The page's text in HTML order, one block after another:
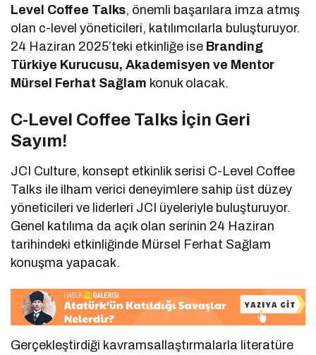
Level Coffee Talks, önemli başarılara imza atmış
olan c-level yöneticileri, katılımcılarla buluşturuyor.
24 Haziran 2025’teki etkinliğe ise Branding
Türkiye Kurucusu, Akademisyen ve Mentor
Mürsel Ferhat Sağlam konuk olacak.
C-Level Coffee Talks İçin Geri
Sayım!
JCI Culture, konsept etkinlik serisi C-Level Coffee
Talks ile ilham verici deneyimlere sahip üst düzey
yöneticileri ve liderleri JCI üyeleriyle buluşturuyor.
Genel katılıma da açık olan serinin 24 Haziran
tarihindeki etkinliğinde Mürsel Ferhat Sağlam
konuşma yapacak.
Gerçekleştirdiği kavramsallaştırmalarla literatüre